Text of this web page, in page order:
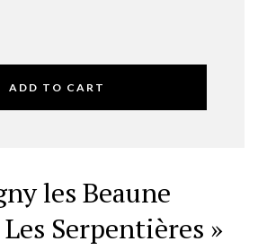
ADD TO CART
les Beaune
Serpentières »